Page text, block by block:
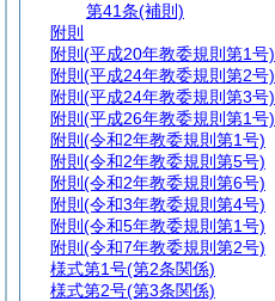
第41条(補則)
附則
附則 (平成20年教委規則第1号)
附則 (平成24年教委規則第2号)
附則 (平成24年教委規則第3号)
附則 (平成26年教委規則第1号)
附則 (令和2年教委規則第1号)
附則 (令和2年教委規則第5号)
附則 (令和2年教委規則第6号)
附則 (令和3年教委規則第4号)
附則 (令和5年教委規則第1号)
附則 (令和7年教委規則第2号)
様式第1号(第2条関係)
様式第2号(第3条関係)